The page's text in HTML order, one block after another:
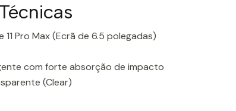
11 Pro Max (Ecrã de 6.5 polegadas)
com forte absorção de impacto
(Clear)